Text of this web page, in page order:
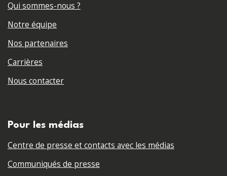
Qui sommes-nous ?
Notre équipe
Nos partenaires
Carrières
Nous contacter
Pour les médias
Centre de presse et contacts avec les médias
Communiqués de presse